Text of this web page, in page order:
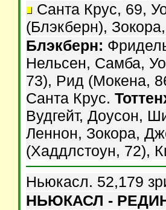
Санта Крус, 69,
(Блэкберн),
Блэкберн:
Нельсен, Самба,
73), Рид (Мокена,
Санта Крус.
Вудгейт, Доусон,
Леннон, Зокора,
(Хаддлстоун, 72),
Ньюкасл. 52,179
НЬЮКАСЛ -